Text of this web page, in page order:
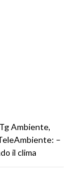
Ambiente,
–
il clima